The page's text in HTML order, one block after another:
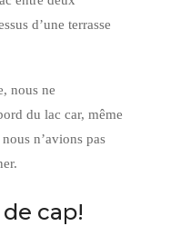
d’une terrasse
nous ne
du lac car, même
n’avions pas
cap!